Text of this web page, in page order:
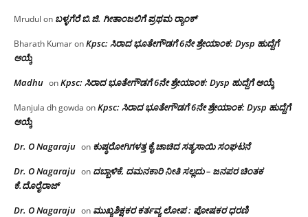
Mrudul on ಬಳ್ಳಗೆರೆ ಬಿ.ಜಿ. ಗೀತಾಂಜಲಿಗೆ ಪ್ರಥಮ ರ‌್ಯಾಂಕ್
Bharath KumaronKpsc: ಸಿರಾದ ಭೂತೇಗೌಡಗೆ 6ನೇ ಶ್ರೇಯಾಂಕ: Dysp ಹುದ್ದೆಗೆ
ಆಯ್ಕೆ
Madhu onKpsc: ಸಿರಾದ ಭೂತೇಗೌಡಗೆ 6ನೇ ಶ್ರೇಯಾಂಕ: Dysp ಹುದ್ದೆಗೆ ಆಯ್ಕೆ
Manjula dh gowda onKpsc: ಸಿರಾದ ಭೂತೇಗೌಡಗೆ 6ನೇ ಶ್ರೇಯಾಂಕ: Dysp ಹುದ್ದೆಗೆ
ಆಯ್ಕೆ
Dr. O Nagaraju on ಕುಷ್ಠರೋಗಿಗಳತ್ತ ಕೈ ಚಾಚಿದ ಸತ್ಯಸಾಯಿ ಸಂಘಟನೆ
Dr. O Nagaraju on ದಬ್ಬಾಳಿಕೆ, ದಮನಕಾರಿ ನೀತಿ ಸಲ್ಲದು – ಜನಪರ ಚಿಂತಕ
ಕೆ.ದೊರೈರಾಜ್
Dr. O Nagaraju on ಮುಖ್ಯಶಿಕ್ಷಕರ ಕರ್ತವ್ಯ ಲೋಪ : ಪೋಷಕರ ಧರಣಿ